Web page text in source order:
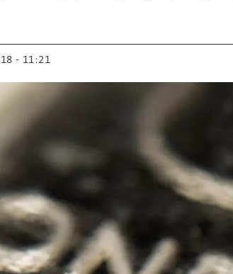
- 11:21